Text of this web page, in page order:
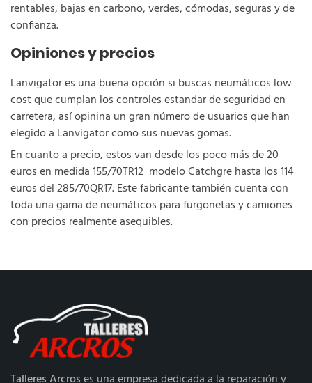
rentables, bajas en carbono, verdes, cómodas, seguras y de
confianza.
Opiniones y precios
Lanvigator es una buena opción si buscas neumáticos low
cost que cumplan los controles estandar de seguridad en
carretera, así opinina un gran número de usuarios que han
elegido a Lanvigator como sus nuevas gomas.
En cuanto a precio, estos van desde los poco más de 20
euros en medida 155/70TR12 modelo Catchgre hasta los 114
euros del 285/70QR17. Este fabricante también cuenta con
toda una gama de neumáticos para furgonetas y camiones
con precios realmente asequibles.